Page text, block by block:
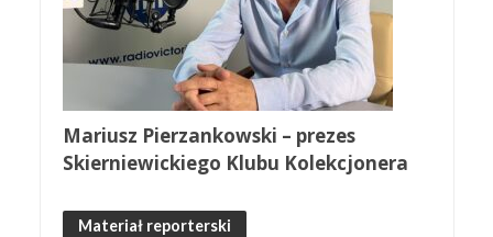
Mariusz Pierzankowski – prezes
Skierniewickiego Klubu Kolekcjonera
Materiał reporterski